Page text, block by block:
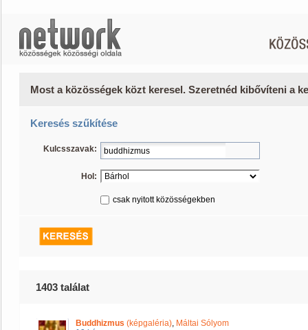
Most a közösségek közt keresel. Szeretnéd kibővíteni a
Keresés szűkítése
Kulcsszavak:
Hol:
csak nyitott közösségekben
1403 találat
Buddhizmus (képgaléria), Máltai Sólyom